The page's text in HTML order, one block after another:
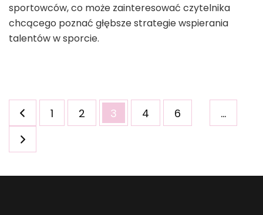
sportowców, co może zainteresować czytelnika
chcącego poznać głębsze strategie wspierania
talentów w sporcie.
Stronicowanie
wpisówStrona
1 Strona
2 Strona
3 Strona
4 …
Strona
6